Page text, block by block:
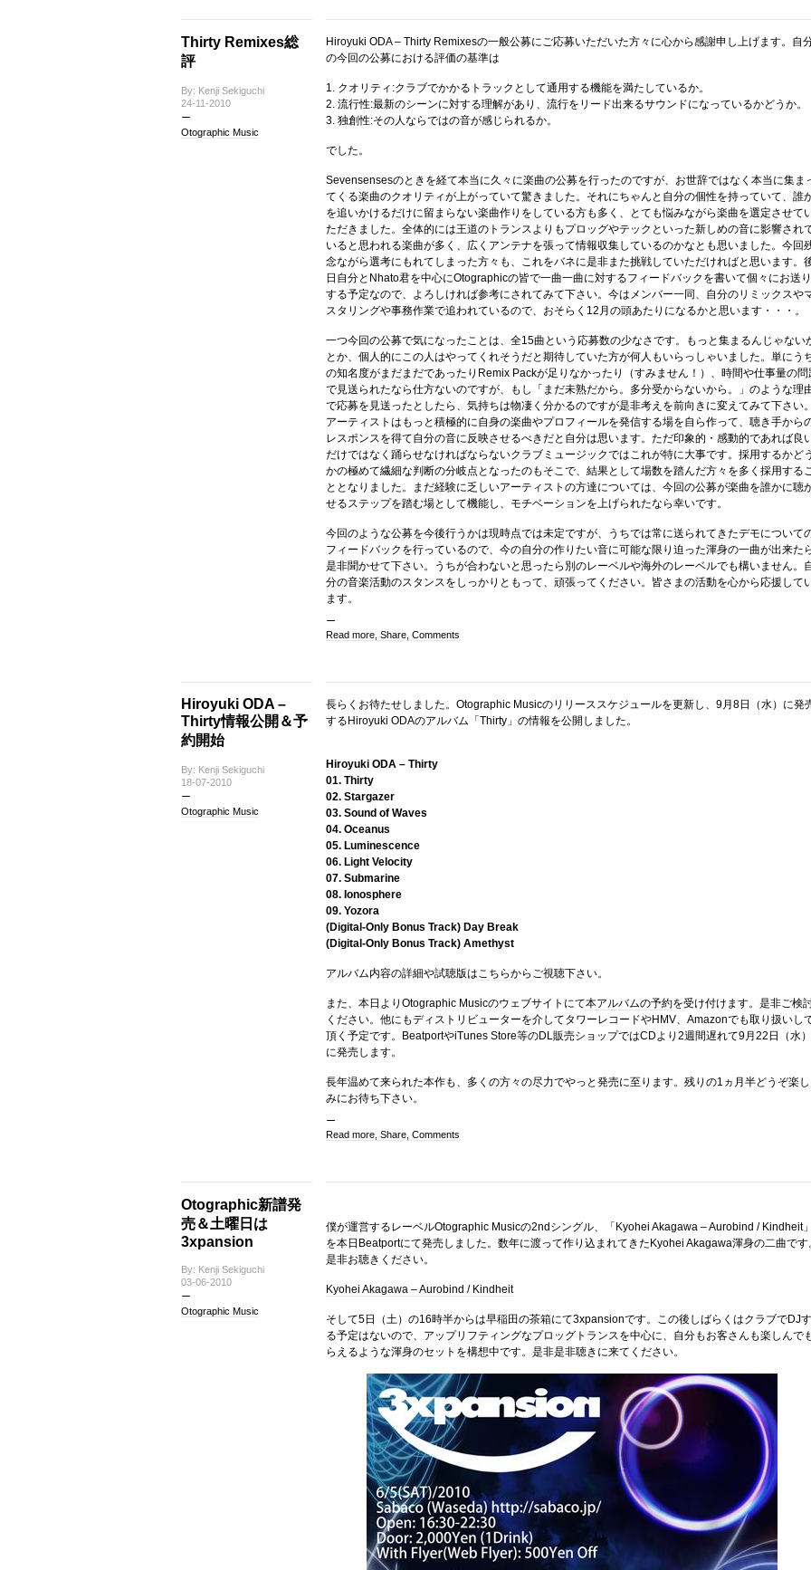
Thirty Remixes総
評
By: Kenji Sekiguchi
24-11-2010
Otographic Music
Hiroyuki ODA – Thirty Remixesの一般公募にご応募いただいた方々に心から感謝申し上げます。自
の今回の公募における評価の基準は
1. クオリティ:クラブでかかるトラックとして通用する機能を満たしているか。
2. 流行性:最新のシーンに対する理解があり、流行をリード出来るサウンドになっているかどうか。
3. 独創性:その人ならではの音が感じられるか。
でした。
Sevensensesのときを経て本当に久々に楽曲の公募を行ったのですが、お世辞ではなく本当に集ま
てくる楽曲のクオリティが上がっていて驚きました。それにちゃんと自分の個性を持っていて、誰
を追いかけるだけに留まらない楽曲作りをしている方も多く、とても悩みながら楽曲を選定させて
ただきました。全体的には王道のトランスよりもプロッグやテックといった新しめの音に影響され
いると思われる楽曲が多く、広くアンテナを張って情報収集しているのかなとも思いました。今回
念ながら選考にもれてしまった方々も、これをバネに是非また挑戦していただければと思います。
日自分とNhato君を中心にOtographicの皆で一曲一曲に対するフィードバックを書いて個々にお送り
する予定なので、よろしければ参考にされてみて下さい。今はメンバー一同、自分のリミックスや
スタリングや事務作業で追われているので、おそらく12月の頭あたりになるかと思います・・・。
一つ今回の公募で気になったことは、全15曲という応募数の少なさです。もっと集まるんじゃない
とか、個人的にこの人はやってくれそうだと期待していた方が何人もいらっしゃいました。単にう
の知名度がまだまだであったりRemix Packが足りなかったり（すみません！）、時間や仕事量の問
で見送られたなら仕方ないのですが、もし「まだ未熟だから。多分受からないから。」のような理
で応募を見送ったとしたら、気持ちは物凄く分かるのですが是非考えを前向きに変えてみて下さい。
アーティストはもっと積極的に自身の楽曲やプロフィールを発信する場を自ら作って、聴き手から
レスポンスを得て自分の音に反映させるべきだと自分は思います。ただ印象的・感動的であれば良
だけではなく踊らせなければならないクラブミュージックではこれが特に大事です。採用するかどう
かの極めて繊細な判断の分岐点となったのもそこで、結果として場数を踏んだ方々を多く採用する
ととなりました。まだ経験に乏しいアーティストの方達については、今回の公募が楽曲を誰かに聴
せるステップを踏む場として機能し、モチベーションを上げられたなら幸いです。
今回のような公募を今後行うかは現時点では未定ですが、うちでは常に送られてきたデモについて
フィードバックを行っているので、今の自分の作りたい音に可能な限り迫った渾身の一曲が出来た
是非聞かせて下さい。うちが合わないと思ったら別のレーベルや海外のレーベルでも構いません。
分の音楽活動のスタンスをしっかりともって、頑張ってください。皆さまの活動を心から応援して
ます。
Read more, Share, Comments
Hiroyuki ODA –
Thirty情報公開＆予
約開始
By: Kenji Sekiguchi
18-07-2010
Otographic Music
長らくお待たせしました。Otographic Musicのリリーススケジュールを更新し、9月8日（水）に発
するHiroyuki ODAのアルバム「Thirty」の情報を公開しました。
Hiroyuki ODA – Thirty
01. Thirty
02. Stargazer
03. Sound of Waves
04. Oceanus
05. Luminescence
06. Light Velocity
07. Submarine
08. Ionosphere
09. Yozora
(Digital-Only Bonus Track) Day Break
(Digital-Only Bonus Track) Amethyst
アルバム内容の詳細や試聴版はこちらからご視聴下さい。
また、本日よりOtographic Musicのウェブサイトにて本アルバムの予約を受け付けます。是非ご検
ください。他にもディストリビューターを介してタワーレコードやHMV、Amazonでも取り扱いし
頂く予定です。BeatportやiTunes Store等のDL販売ショップではCDより2週間遅れて9月22日（水）
に発売します。
長年温めて来られた本作も、多くの方々の尽力でやっと発売に至ります。残りの1ヵ月半どうぞ楽し
みにお待ち下さい。
Read more, Share, Comments
Otographic新譜発
売＆土曜日は
3xpansion
By: Kenji Sekiguchi
03-06-2010
Otographic Music
僕が運営するレーベルOtographic Musicの2ndシングル、「Kyohei Akagawa – Aurobind / Kindheit」
を本日Beatportにて発売しました。数年に渡って作り込まれてきたKyohei Akagawa渾身の二曲です
是非お聴きください。
Kyohei Akagawa – Aurobind / Kindheit
そして5日（土）の16時半からは早稲田の茶箱にて3xpansionです。この後しばらくはクラブでDJす
る予定はないので、アップリフティングなプロッグトランスを中心に、自分もお客さんも楽しんで
らえるような渾身のセットを構想中です。是非是非聴きに来てください。